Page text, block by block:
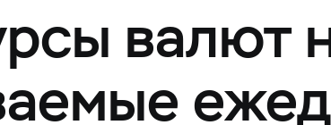
валют